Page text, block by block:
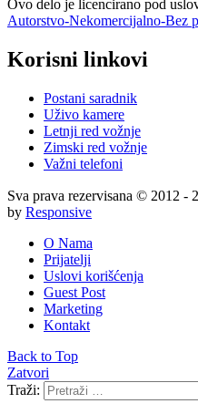
Ovo delo je licencirano pod
Autorstvo-Nekomercijalno-Bez
Korisni linkovi
Postani saradnik
Uživo kamere
Letnji red vožnje
Zimski red vožnje
Važni telefoni
Sva prava rezervisana © 2012
by Responsive
O Nama
Prijatelji
Uslovi korišćenja
Guest Post
Marketing
Kontakt
Back to Top
Zatvori
Traži: